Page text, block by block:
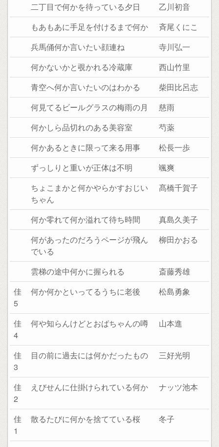
二丁目で何かを待っている夕日
乙川初音
もあもあに手足を付けるまで何か
斉尾くにこ
兵馬俑何か言いたい顔連ね
寺川弘一
何かないかと覗かれる冷蔵庫
西山竹里
青空へ何か言いたいのはわかる
柴田比呂志
何見てるビールグラスの梅雨の月
慈雨
何かしら品切れのある美容室
芍薬
何かあるときに限って来る用事
松長一歩
ずっしりと重いが正体は不明
颯爽
ちょこまかと何かやらかすおじい
ちゃん
髙橋千賀子
何か零れて何か溢れて待ち時間
真島久美子
何があったのだろうページが飛ん
でいる
柳田かおる
雲梯の途中何かに握られる
斎藤秀雄
佳
5
何か何かといってるうちに老後 松島勇象
佳
4
何や知らんけどとおばちゃんの噂 山本進
佳
3
目の前に過去には何かだったもの 三好光明
佳
2
えびせんに仕掛けられている何か ナッツ池本
佳
1
散るたびに何かを捨てている桜 冬子